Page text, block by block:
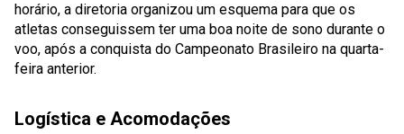
horário, a diretoria organizou um esquema para que os
atletas conseguissem ter uma boa noite de sono durante o
voo, após a conquista do Campeonato Brasileiro na quarta-
feira anterior.
Logística e Acomodações